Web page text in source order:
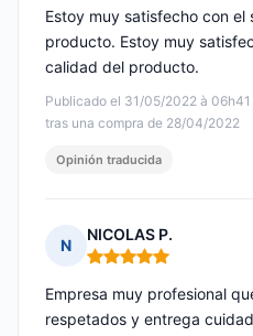
Publicado el 31/05/2022 à 06h41
tras una compra de 28/04/2022
Estoy muy satisfecho con
producto. Estoy muy
calidad del producto.
Opinión traducida
N
NICOLAS P.
Nota: 5 de 5
Empresa muy profesional
respetados y entrega